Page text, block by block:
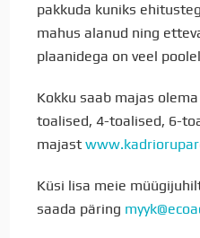
pakkuda kuniks
mahus alanud ning
plaanidega on veel
Kokku saab majas
toalised, 4-toalised, 6-
majast
Küsi lisa meie
saada päring